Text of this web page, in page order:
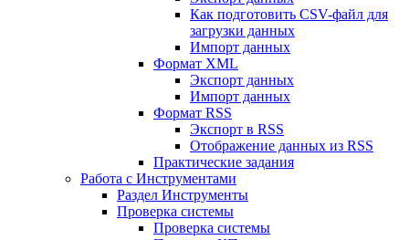
Как подготовить CSV-файл для
загрузки данных
Импорт данных
Формат XML
Экспорт данных
Импорт данных
Формат RSS
Экспорт в RSS
Отображение данных из RSS
Практические задания
Работа с Инструментами
Раздел Инструменты
Проверка системы
Проверка системы